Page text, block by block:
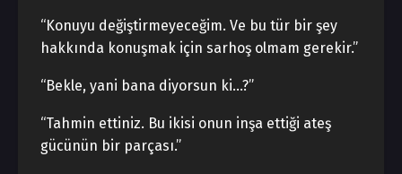
“Konuyu değiştirmeyeceğim. Ve bu tür bir şey
hakkında konuşmak için sarhoş olmam gerekir.”
“Bekle, yani bana diyorsun ki…?”
“Tahmin ettiniz. Bu ikisi onun inşa ettiği ateş
gücünün bir parçası.”